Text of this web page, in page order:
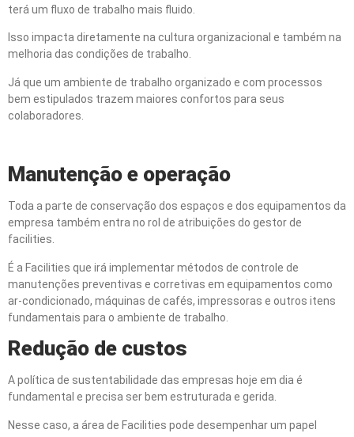
terá um fluxo de trabalho mais fluido.
Isso impacta diretamente na cultura organizacional e também na
melhoria das condições de trabalho.
Já que um ambiente de trabalho organizado e com processos
bem estipulados trazem maiores confortos para seus
colaboradores.
Manutenção e operação
Toda a parte de conservação dos espaços e dos equipamentos da
empresa também entra no rol de atribuições do gestor de
facilities.
É a Facilities que irá implementar métodos de controle de
manutenções preventivas e corretivas em equipamentos como
ar-condicionado, máquinas de cafés, impressoras e outros itens
fundamentais para o ambiente de trabalho.
Redução de custos
A política de sustentabilidade das empresas hoje em dia é
fundamental e precisa ser bem estruturada e gerida.
Nesse caso, a área de Facilities pode desempenhar um papel